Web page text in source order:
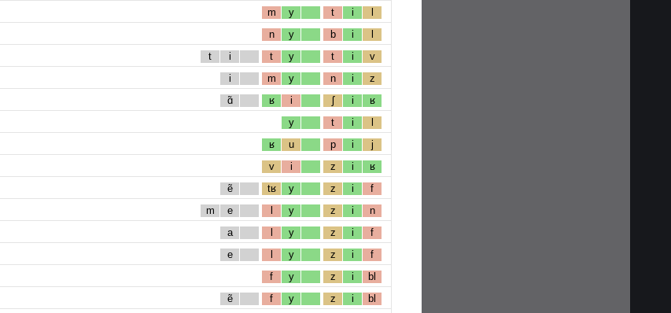
m y t i l
n y b i l
t i t y t i v
i m y n i z
ɑ̃ ʁ i ʃ i ʁ
y t i l
ʁ u p i j
v i z i ʁ
ẽ tʁ y z i f
m e l y z i n
a l y z i f
e l y z i f
f y z i bl
ẽ f y z i bl